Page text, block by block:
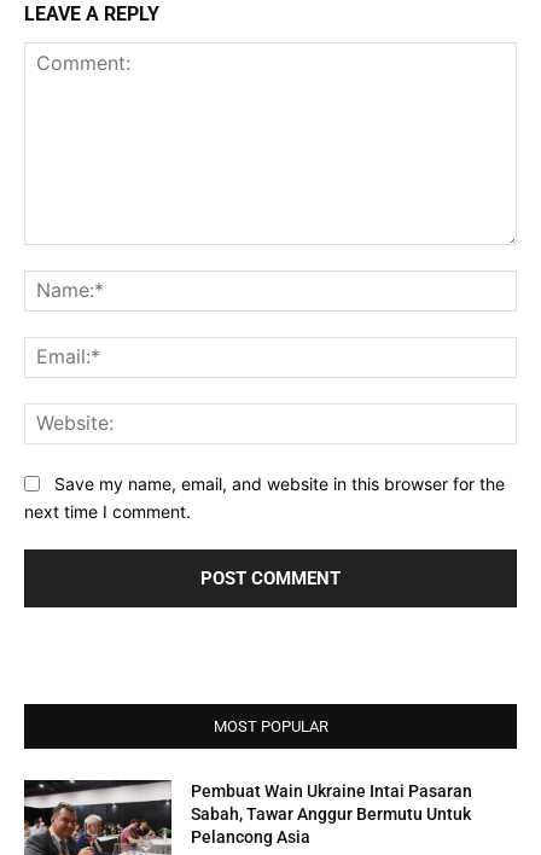
LEAVE A REPLY
Save my name, email, and website in this browser for the
next time I comment.
MOST POPULAR
Pembuat Wain Ukraine Intai Pasaran
Sabah, Tawar Anggur Bermutu Untuk
Pelancong Asia